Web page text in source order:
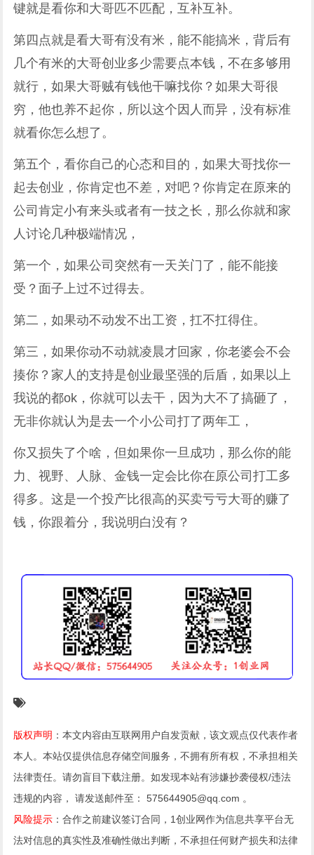
键就是看你和大哥匹不匹配，互补互补。
第四点就是看大哥有没有米，能不能搞米，背后有
几个有米的大哥创业多少需要点本钱，不在多够用
就行，如果大哥贼有钱他干嘛找你？如果大哥很
穷，他也养不起你，所以这个因人而异，没有标准
就看你怎么想了。
第五个，看你自己的心态和目的，如果大哥找你一
起去创业，你肯定也不差，对吧？你肯定在原来的
公司肯定小有来头或者有一技之长，那么你就和家
人讨论几种极端情况，
第一个，如果公司突然有一天关门了，能不能接
受？面子上过不过得去。
第二，如果动不动发不出工资，扛不扛得住。
第三，如果你动不动就凌晨才回家，你老婆会不会
揍你？家人的支持是创业最坚强的后盾，如果以上
我说的都ok，你就可以去干，因为大不了搞砸了，
无非你就认为是去一个小公司打了两年工，
你又损失了个啥，但如果你一旦成功，那么你的能
力、视野、人脉、金钱一定会比你在原公司打工多
得多。这是一个投产比很高的买卖亏亏大哥的赚了
钱，你跟着分，我说明白没有？
版权声明 ：本文内容由互联网用户自发贡献，该文观点仅代表作者
本人。本站仅提供信息存储空间服务，不拥有所有权，不承担相关
法律责任。请勿盲目下载注册。如发现本站有涉嫌抄袭侵权/违法
违规的内容， 请发送邮件至： 575644905@qq.com 。
风险提示 ：合作之前建议签订合同，1创业网作为信息共享平台无
法对信息的真实性及准确性做出判断，不承担任何财产损失和法律